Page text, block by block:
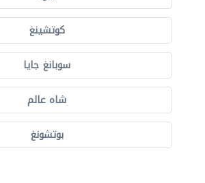
كوتشينغ
سوبانغ جايا
شاه عالم
بوتشونغ